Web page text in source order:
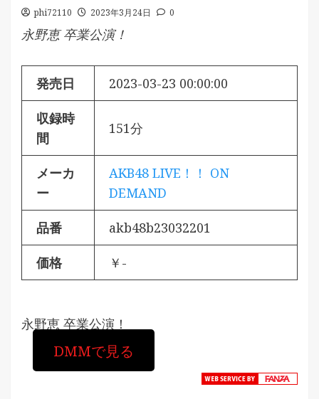
phi72110 2023年3月24日 0
永野恵 卒業公演！
発売日 2023-03-23 00:00:00
収録時
間
151分
メーカ
ー
AKB48 LIVE！！ ON
DEMAND
品番 akb48b23032201
価格 ￥-
永野恵 卒業公演！
DMMで見る